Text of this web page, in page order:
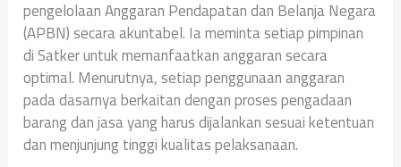
pengelolaan Anggaran Pendapatan dan Belanja Negara
(APBN) secara akuntabel. Ia meminta setiap pimpinan
di Satker untuk memanfaatkan anggaran secara
optimal. Menurutnya, setiap penggunaan anggaran
pada dasarnya berkaitan dengan proses pengadaan
barang dan jasa yang harus dijalankan sesuai ketentuan
dan menjunjung tinggi kualitas pelaksanaan.